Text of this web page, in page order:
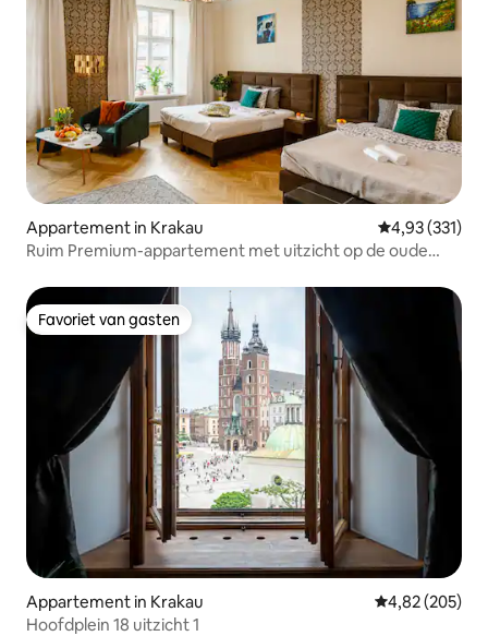
Appartement in Krakau Gemiddelde
4,93 (331)
Ruim Premium-appartement met uitzicht op de oude
Favoriet van gasten
Favoriet van gasten
Appartement in Krakau Gemiddelde
4,82 (205)
Hoofdplein 18 uitzicht 1